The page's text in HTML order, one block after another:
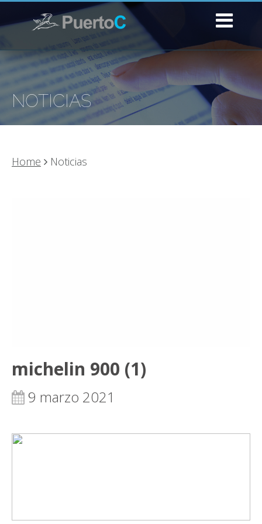
NOTICIAS
Home Noticias
michelin 900 (1)
9 marzo 2021